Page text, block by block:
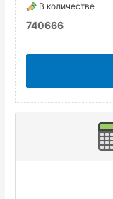
В количестве